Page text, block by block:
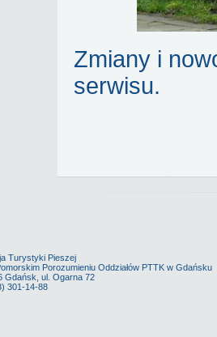
Zmiany i
serwisu.
Turystyki Pieszej
Porozumieniu Oddziałów PTTK w Gdańsku
Gdańsk, ul. Ogarna 72
301-14-88